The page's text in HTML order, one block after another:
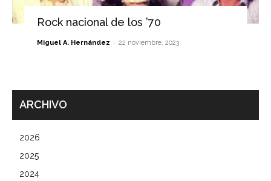
Rock nacional de los ’70
Miguel A. Hernández - 22 noviembre, 2023
ARCHIVO
2026
2025
2024